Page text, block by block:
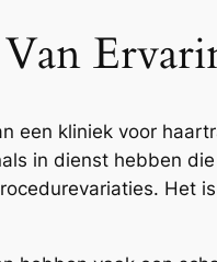
een kliniek voor
in dienst hebben
Het